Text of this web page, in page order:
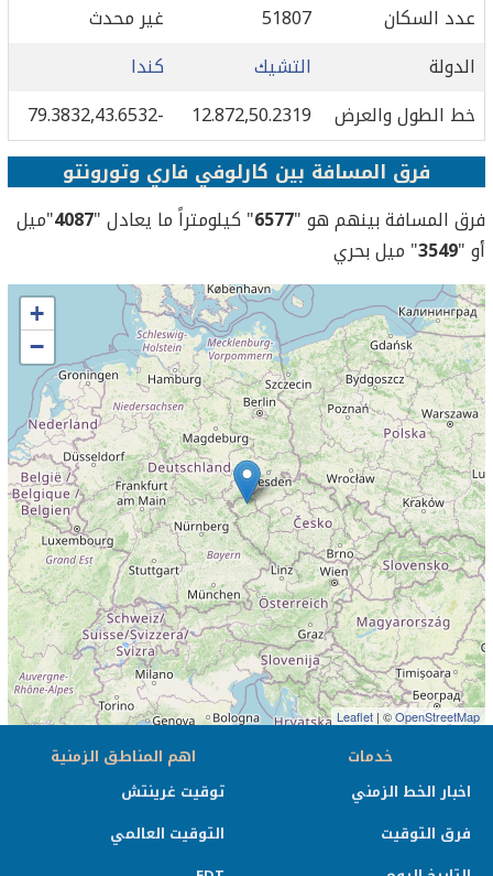
عدد السكان
51807
غير محدث
الدولة
التشيك
كندا
خط الطول والعرض
12.872,50.2319
-79.3832,43.6532
فرق المسافة بين كارلوفي فاري وتورونتو
فرق المسافة بينهم هو "6577" كيلومتراً ما يعادل "4087"ميل
أو "3549" ميل بحري
+
−
Leaflet | ©OpenStreetMap
خدمات
اخبار الخط الزمني
فرق التوقيت
اهم المناطق الزمنية
توقيت غرينتش
التوقيت العالمي